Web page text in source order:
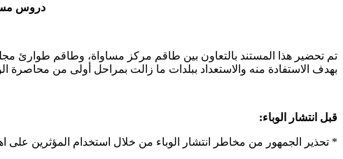
دروس
تم تحضير هذا المستند بالتعاون بين طاقم مركز مساواة، وطاقم طوارئ
بهدف الاستفادة منه والاستعداد ببلدات ما زالت بمراحل أولى من محاصرة
قبل انتشار الوباء:
* تحذير الجمهور من مخاطر انتشار الوباء من خلال استخدام المؤثرين على